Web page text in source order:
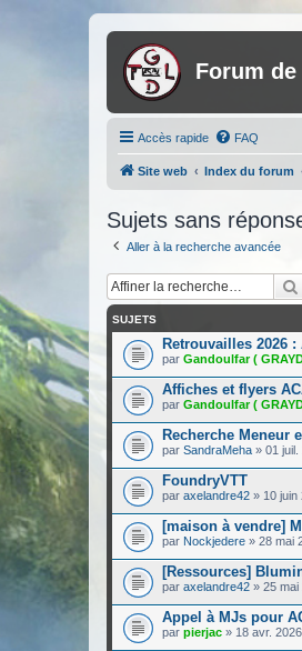
Forum
Accès rapide FAQ
Site web Index du forum
Sujets sans
Aller à la recherche avancée
SUJETS
Retrouvailles 2026
par Gandoulfar (
Affiches et flyers
par Gandoulfar (
Recherche Meneur
par SandraMeha » 01 juil.
FoundryVTT
par axelandre42 » 10 juin
[maison à vendre]
par Nockjedere » 28 mai
[Ressources]
par axelandre42 » 25 mai
Appel à MJs pour
par pierjac » 18 avr.